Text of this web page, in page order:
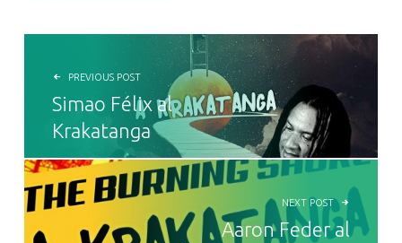
NAVEGACIÓ D'ENTRADES
PREVIOUS POST
Simao Félix al
Krakatanga
NEXT POST
Aaron Feder al